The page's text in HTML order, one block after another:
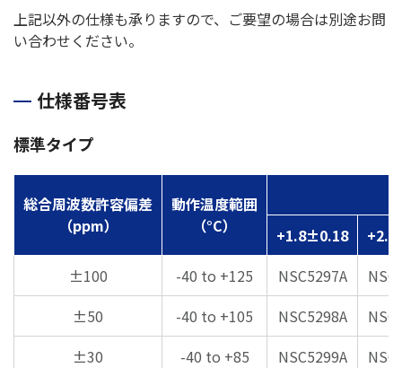
上記以外の仕様も承りますので、ご要望の場合は別途お問
い合わせください。
仕様番号表
標準タイプ
総合周波数許容偏差
（ppm）
動作温度範囲
（°C）
+1.8±0.18
±100
-40 to +125 NSC5297A
±50
-40 to +105 NSC5298A
±30
-40 to +85 NSC5299A